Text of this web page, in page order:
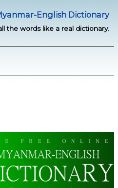
English Dictionary
the words like a real dictionary.